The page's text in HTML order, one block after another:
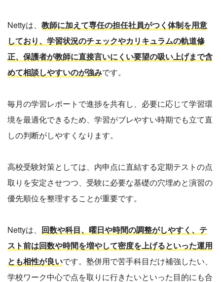
Nettyは、 教師に加えて専任の担任社員がつく体制を用意
しており、学習状況のチェックやカリキュラムの軌道修
正、保護者が教師に直接言いにくい要望の吸い上げまで含
めて相談しやすいのが強みです。
毎月の学習レポートで進捗を共有し、必要に応じて学習環
境を最適化できるため、学習がブレやすい時期でも立て直
しの判断がしやすくなります。
高校受験対策としては、内申点に直結する定期テストの点
取りを安定させつつ、受験に必要な基礎の穴埋めと演習の
優先順位を整理することが重要です。
Nettyは、 回数や科目、曜日や時間の調整がしやすく、テ
スト前は回数や時間を増やして密度を上げるといった運用
とも相性が良いです。塾併用で苦手科目だけ補強したい、
学校ワーク中心で点を取りに行きたいといった目的にも合